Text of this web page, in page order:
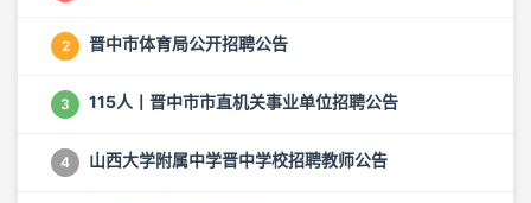
2 晋中市体育局公开招聘公告
3 115人丨晋中市市直机关事业单位招聘公告
4 山西大学附属中学晋中学校招聘教师公告